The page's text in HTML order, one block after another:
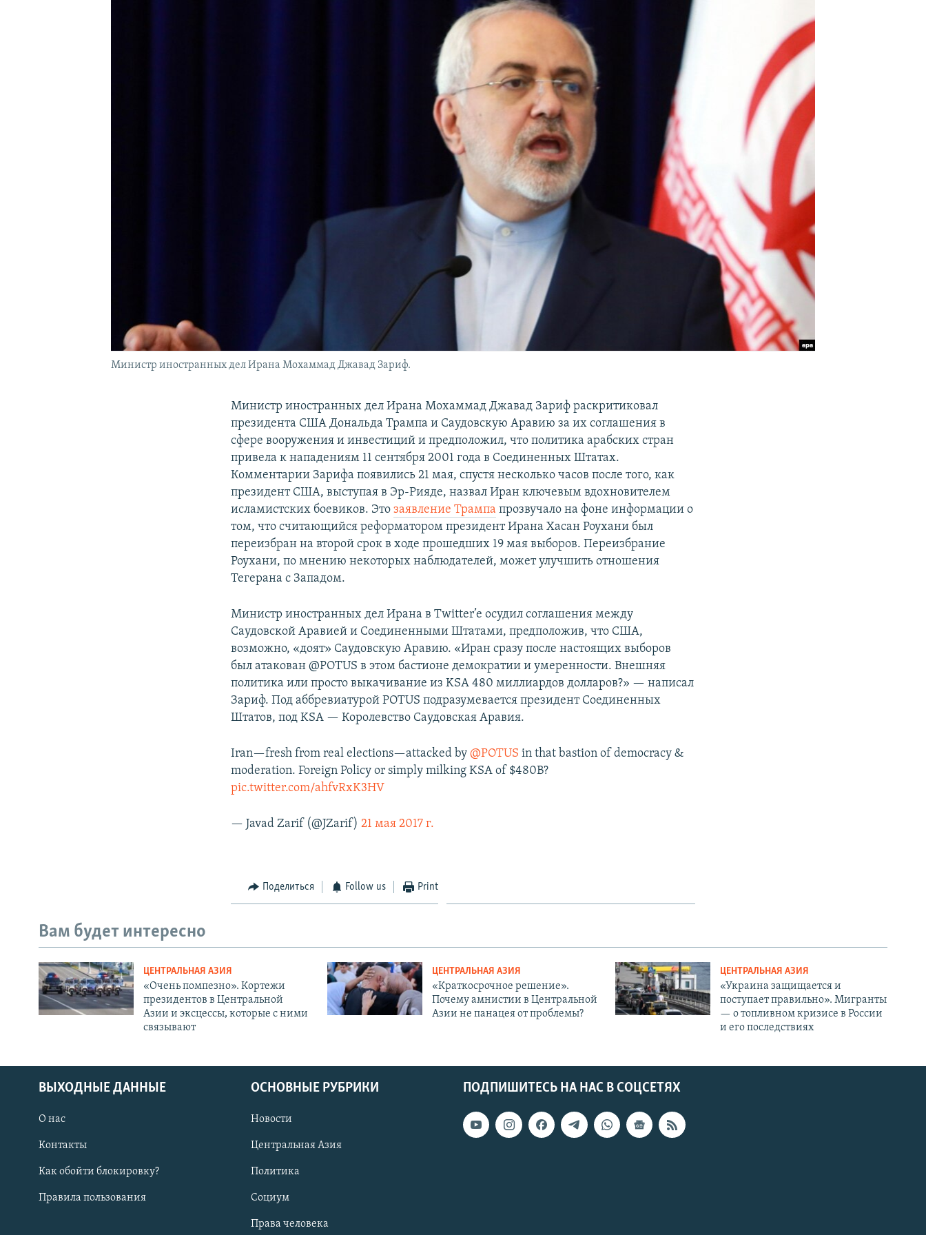
Министр иностранных дел Ирана Мохаммад Джавад Зариф.
Министр иностранных дел Ирана Мохаммад Джавад Зариф раскритиковал
президента США Дональда Трампа и Саудовскую Аравию за их соглашения в
сфере вооружения и инвестиций и предположил, что политика арабских стран
привела к нападениям 11 сентября 2001 года в Соединенных Штатах.
Комментарии Зарифа появились 21 мая, спустя несколько часов после того, как
президент США, выступая в Эр-Рияде, назвал Иран ключевым вдохновителем
исламистских боевиков. Этозаявление Трампа прозвучало на фоне информации о
том, что считающийся реформатором президент Ирана Хасан Роухани был
переизбран на второй срок в ходе прошедших 19 мая выборов. Переизбрание
Роухани, по мнению некоторых наблюдателей, может улучшить отношения
Тегерана с Западом.
Министр иностранных дел Ирана в Twitter’e осудил соглашения между
Саудовской Аравией и Соединенными Штатами, предположив, что США,
возможно, «доят» Саудовскую Аравию. «Иран сразу после настоящих выборов
был атакован @POTUS в этом бастионе демократии и умеренности. Внешняя
политика или просто выкачивание из KSA 480 миллиардов долларов?» — написал
Зариф. Под аббревиатурой POTUS подразумевается президент Соединенных
Штатов, под KSA — Королевство Саудовская Аравия.
Iran—fresh from real elections—attacked by@POTUS in that bastion of democracy &
moderation. Foreign Policy or simply milking KSA of $480B?
pic.twitter.com/ahfvRxK3HV
— Javad Zarif (@JZarif)21 мая 2017 г.
Поделиться Follow us Print
Вам будет интересно
ЦЕНТРАЛЬНАЯ АЗИЯ
«Очень помпезно». Кортежи
президентов в Центральной
Азии и эксцессы, которые с ними
связывают
ЦЕНТРАЛЬНАЯ АЗИЯ
«Краткосрочное решение».
Почему амнистии в Центральной
Азии не панацея от проблемы?
ЦЕНТРАЛЬНАЯ АЗИЯ
«Украина защищается и
поступает правильно». Мигранты
— о топливном кризисе в России
и его последствиях
ПОДПИШИТЕСЬ НА НАС В СОЦСЕТЯХ
ВЫХОДНЫЕ ДАННЫЕ
О нас
Контакты
Как обойти блокировку?
Правила пользования
ОСНОВНЫЕ РУБРИКИ
Новости
Центральная Азия
Политика
Социум
Права человека